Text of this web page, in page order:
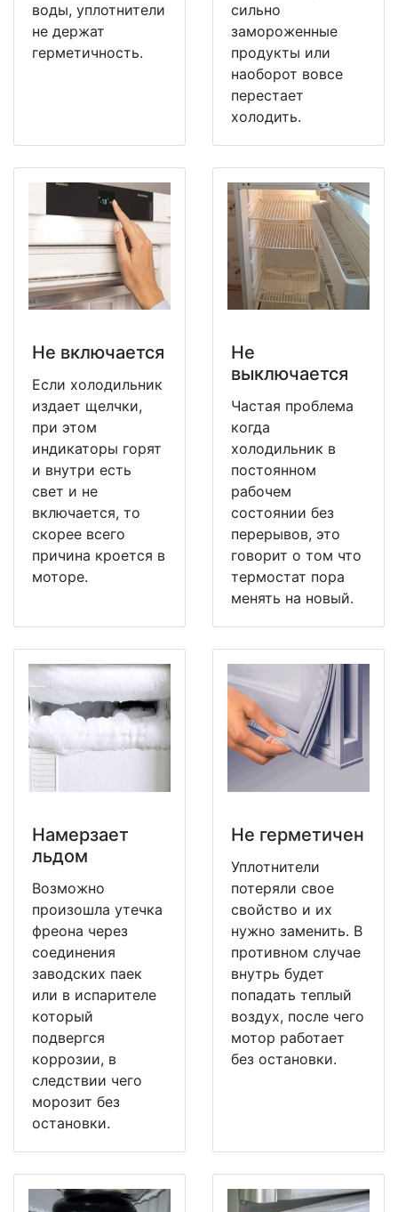
воды, уплотнители
не держат
герметичность.
сильно
замороженные
продукты или
наоборот вовсе
перестает
холодить.
Не включается
Если холодильник
издает щелчки,
при этом
индикаторы горят
и внутри есть
свет и не
включается, то
скорее всего
причина кроется в
моторе.
Не
выключается
Частая проблема
когда
холодильник в
постоянном
рабочем
состоянии без
перерывов, это
говорит о том что
термостат пора
менять на новый.
Намерзает
льдом
Возможно
произошла утечка
фреона через
соединения
заводских паек
или в испарителе
который
подвергся
коррозии, в
следствии чего
морозит без
остановки.
Не герметичен
Уплотнители
потеряли свое
свойство и их
нужно заменить. В
противном случае
внутрь будет
попадать теплый
воздух, после чего
мотор работает
без остановки.